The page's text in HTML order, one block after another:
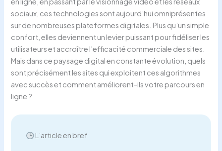
sociaux, ces technologies sont aujourd’hui omniprésentes
sur de nombreuses plateformes digitales. Plus qu’un simple
confort, elles deviennent un levier puissant pour fidéliser les
utilisateurs et accroître l’efficacité commerciale des sites.
Mais dans ce paysage digital en constante évolution, quels
sont précisément les sites qui exploitent ces algorithmes
avec succès et comment améliorent-ils votre parcours en
ligne ?
L’article en bref